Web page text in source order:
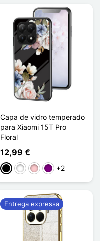
Capa de vidro temperado
para Xiaomi 15T Pro
Floral
12,99 €
PretoBrancoRosaPúrpura
+2
Entrega expressa